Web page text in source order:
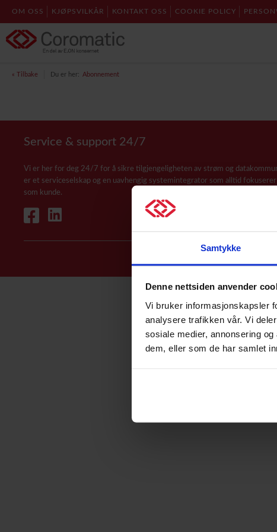
Samtykke
Denne nettsiden anvender
Vi bruker informasjonskapsler
analysere trafikken vår. Vi
sosiale medier, annonsering
dem, eller som de har samlet
OM OSS KJØPSVILKÅR KONTAKT OSS COOKIE POLICY
« Tilbake Du er her: Abonnement
Service & support 24/7
Vi er her for deg 24/7 for å sikre tilgjengeligheten av strøm og
er et serviceselskap og en uavhengig systemintegrator som alltid
som kunde.